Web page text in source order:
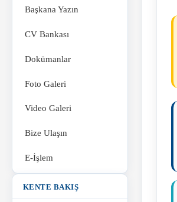
Başkana Yazın
CV Bankası
Dokümanlar
Foto Galeri
Video Galeri
Bize Ulaşın
E-İşlem
KENTE BAKIŞ